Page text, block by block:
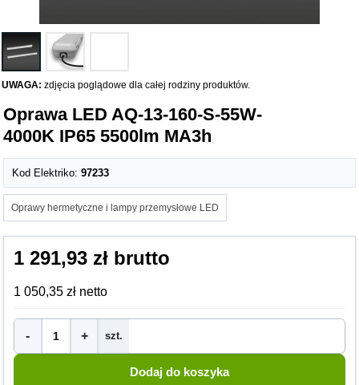
UWAGA: zdjęcia poglądowe dla całej rodziny produktów.
Oprawa LED AQ-13-160-S-55W-
4000K IP65 5500lm MA3h
Kod Elektriko:97233
Oprawy hermetyczne i lampy przemysłowe LED
1 291,93 zł brutto
1 050,35 zł netto
- + szt.